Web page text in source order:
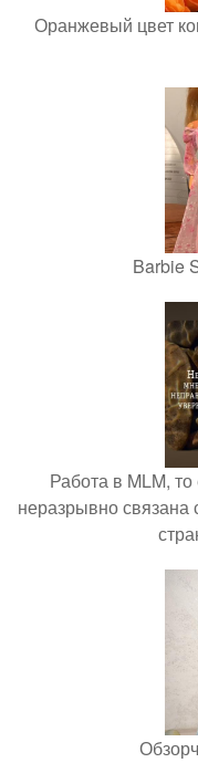
Оранжевый цвет
Barbie
Работа в MLM,
неразрывно связана